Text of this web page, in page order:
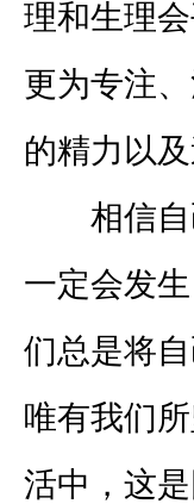
理和生理
更为专注
的精力以
相信自
一定会发
们总是将
唯有我们
活中，这